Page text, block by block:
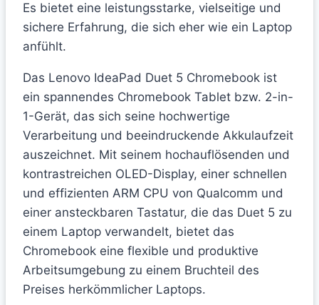
Es bietet eine leistungsstarke, vielseitige und
sichere Erfahrung, die sich eher wie ein Laptop
anfühlt.
Das Lenovo IdeaPad Duet 5 Chromebook ist
ein spannendes Chromebook Tablet bzw. 2-in-
1-Gerät, das sich seine hochwertige
Verarbeitung und beeindruckende Akkulaufzeit
auszeichnet. Mit seinem hochauflösenden und
kontrastreichen OLED-Display, einer schnellen
und effizienten ARM CPU von Qualcomm und
einer ansteckbaren Tastatur, die das Duet 5 zu
einem Laptop verwandelt, bietet das
Chromebook eine flexible und produktive
Arbeitsumgebung zu einem Bruchteil des
Preises herkömmlicher Laptops.